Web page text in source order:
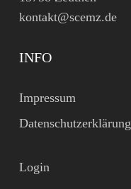
kontakt@scemz.de
INFO
Impressum
Datenschutzerklärung
Login